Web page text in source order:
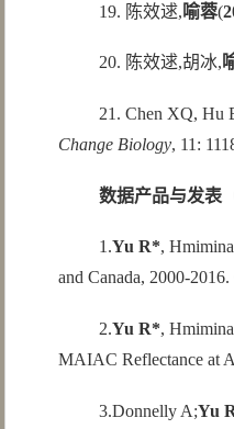
19. 陈效逑,喻蓉(
20. 陈效逑,胡冰,
21. Chen XQ, Hu
Change Biology, 11:
数据产品与发表
1.Yu R*,
and Canada, 2000-
2.Yu R*,
MAIAC Reflectance at
3.Donnelly A;Yu